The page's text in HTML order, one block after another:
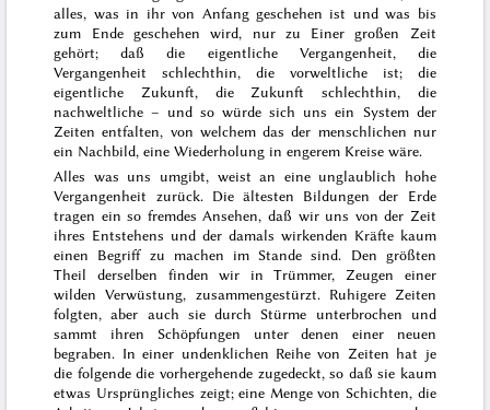
alles, was in ihr von Anfang geschehen ist und was bis
zum Ende geschehen wird, nur zu Einer großen Zeit
gehört; daß die eigentliche Vergangenheit, die
Vergangenheit schlechthin, die vorweltliche ist; die
eigentliche Zukunft, die Zukunft schlechthin, die
nachweltliche – und so würde sich uns ein System der
Zeiten entfalten, von welchem das der menschlichen nur
ein Nachbild, eine Wiederholung in engerem Kreise wäre.
Alles was uns umgibt, weist an eine unglaublich hohe
Vergangenheit zurück. Die ältesten Bildungen der Erde
tragen ein so fremdes Ansehen, daß wir uns von der Zeit
ihres Entstehens und der damals wirkenden Kräfte kaum
einen Begriff zu machen im Stande sind. Den größten
Theil derselben finden wir in Trümmer, Zeugen einer
wilden Verwüstung, zusammengestürzt. Ruhigere Zeiten
folgten, aber auch sie durch Stürme unterbrochen und
sammt ihren Schöpfungen unter denen einer neuen
begraben. In einer undenklichen Reihe von Zeiten hat je
die folgende die vorhergehende zugedeckt, so daß sie kaum
etwas Ursprüngliches zeigt; eine Menge von Schichten, die